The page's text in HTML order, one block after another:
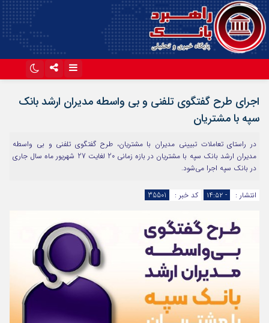
آپارات
اجرای طرح گفتگوی تلفنی و بی واسطه مدیران ارشد بانک
سپه با مشتریان
در راستای تعاملات تبیینی مدیران با مشتریان، طرح گفتگوی تلفنی و بی واسطه
مدیران ارشد بانک سپه با مشتریان در بازه زمانی 20 لغایت 27 شهریور ماه سال جاری
در بانک سپه اجرا می‌شود.
انتشار : - ۱۴:۵۲ کد خبر : 35501